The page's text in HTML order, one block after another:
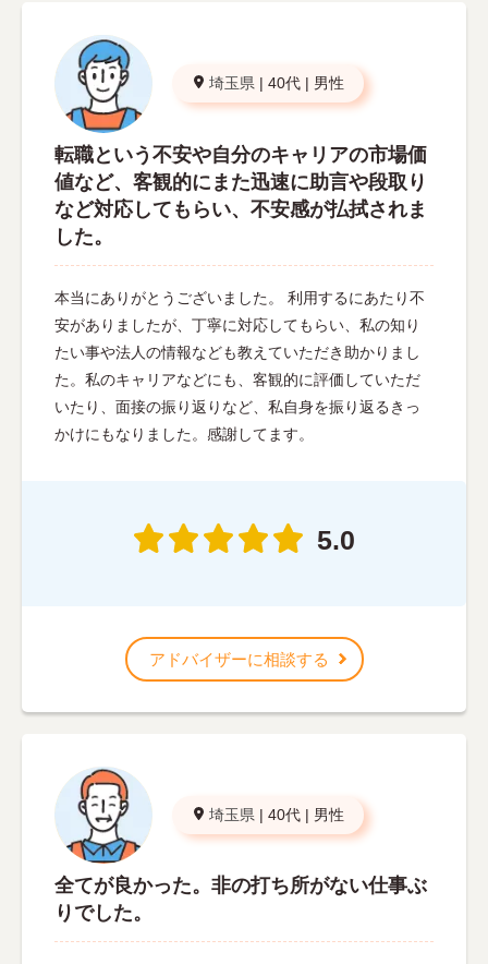
埼玉県 | 40代 | 男性
転職という不安や自分のキャリアの市場価
値など、客観的にまた迅速に助言や段取り
など対応してもらい、不安感が払拭されま
した。
本当にありがとうございました。 利用するにあたり不
安がありましたが、丁寧に対応してもらい、私の知り
たい事や法人の情報なども教えていただき助かりまし
た。私のキャリアなどにも、客観的に評価していただ
いたり、面接の振り返りなど、私自身を振り返るきっ
かけにもなりました。感謝してます。
5.0
アドバイザーに相談する
埼玉県 | 40代 | 男性
全てが良かった。非の打ち所がない仕事ぶ
りでした。